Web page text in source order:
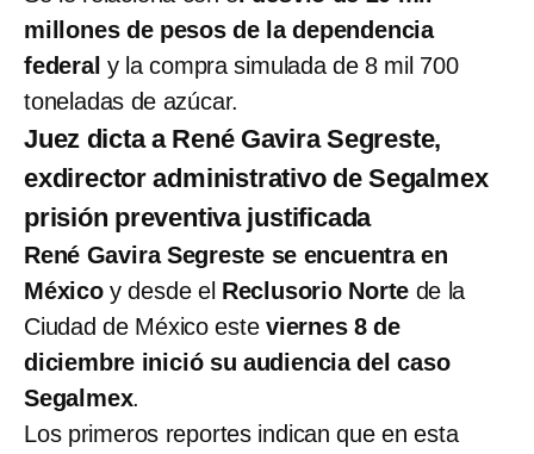
millones de pesos de la dependencia
federal y la compra simulada de 8 mil 700
toneladas de azúcar.
Juez dicta a René Gavira Segreste,
exdirector administrativo de Segalmex
prisión preventiva justificada
René Gavira Segreste se encuentra en
Méxicoy desde el Reclusorio Norte de la
Ciudad de México esteviernes 8 de
diciembre inició su audiencia del caso
Segalmex.
Los primeros reportes indican que en esta